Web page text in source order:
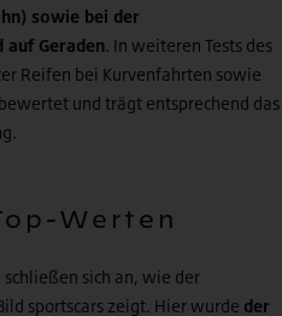
sowie bei der
Geraden. In weiteren Tests des
Reifen bei Kurvenfahrten sowie
und trägt entsprechend das
Werten
sich an, wie der
sportscars zeigt. Hier wurde der